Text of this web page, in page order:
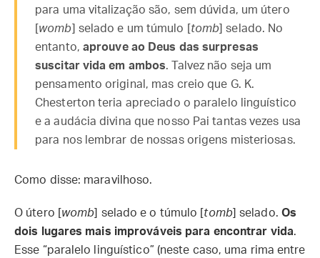
para uma vitalização são, sem dúvida, um útero
womb ] selado e um túmulo [ tomb ] selado. No
entanto, aprouve ao Deus das surpresas
suscitar vida em ambos. Talvez não seja um
pensamento original, mas creio que G. K.
Chesterton teria apreciado o paralelo linguístico
e a audácia divina que nosso Pai tantas vezes usa
para nos lembrar de nossas origens misteriosas.
Como disse: maravilhoso.
O útero [ womb ] selado e o túmulo [ tomb] selado. Os
dois lugares mais improváveis para encontrar vida.
Esse “paralelo linguístico” (neste caso, uma rima entre